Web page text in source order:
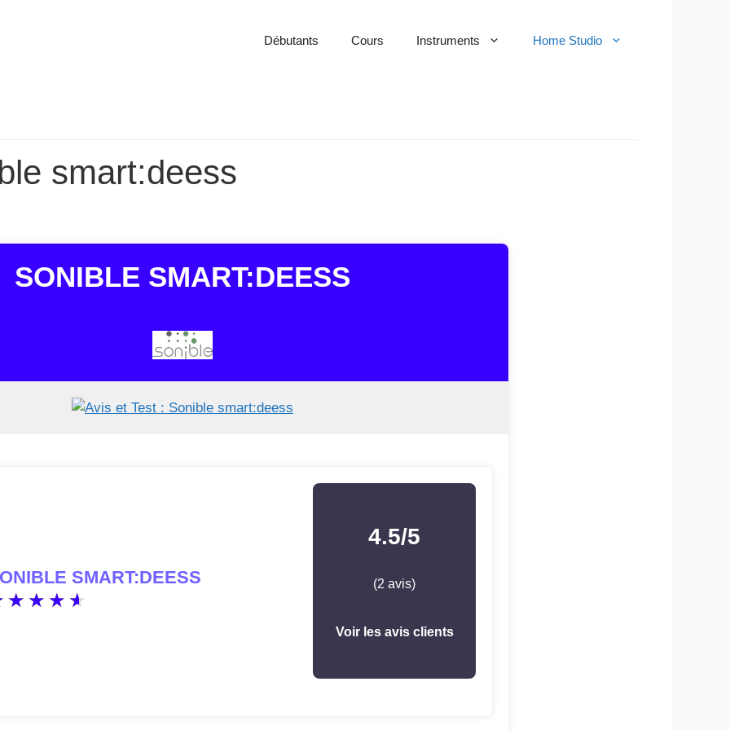
Débutants Cours Instruments Home Studio
smart:deess
SONIBLE SMART:DEESS
SMART:DEESS
4.5/5
(2 avis)
Voir les avis clients